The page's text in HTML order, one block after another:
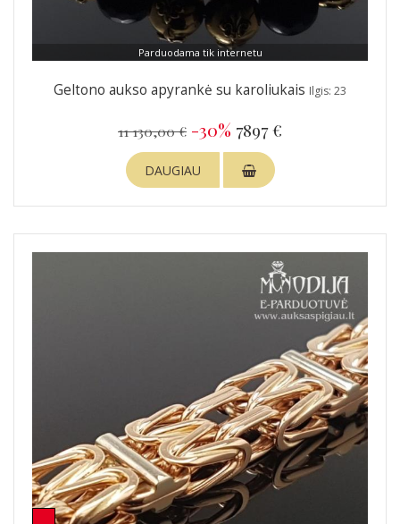
Parduodama tik internetu
Geltono aukso apyrankė su karoliukais Ilgis: 23
11 130,00 € -30% 7897 €
DAUGIAU